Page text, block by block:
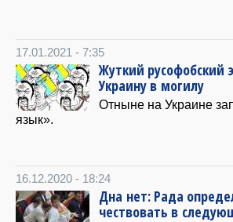
17.01.2021 - 7:35
Жуткий русофобский
Украину в могилу
Отныне на Украине
язык».
16.12.2020 - 18:24
Дна нет: Рада
чествовать в